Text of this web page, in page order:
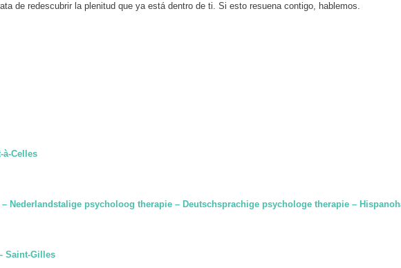
de redescubrir la plenitud que ya está dentro de ti. Si esto resuena contigo, hablemos.
à-Celles
Nederlandstalige psycholoog therapie – Deutschsprachige psychologe therapie –
Saint-Gilles